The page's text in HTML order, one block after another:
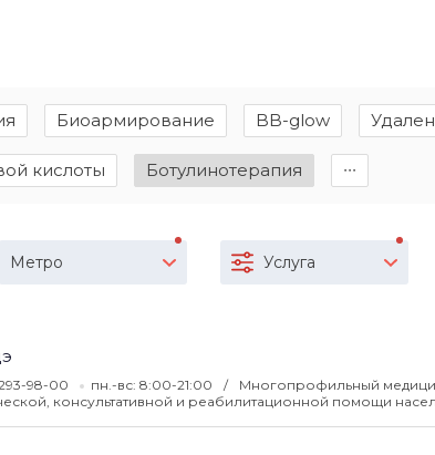
Биоармирование BB-glow
кислоты Ботулинотерапия ∙∙∙
Метро Услуга
98-00 пн.-вс: 8:00-21:00
Многопрофильный
консультативной и реабилитационной помощи